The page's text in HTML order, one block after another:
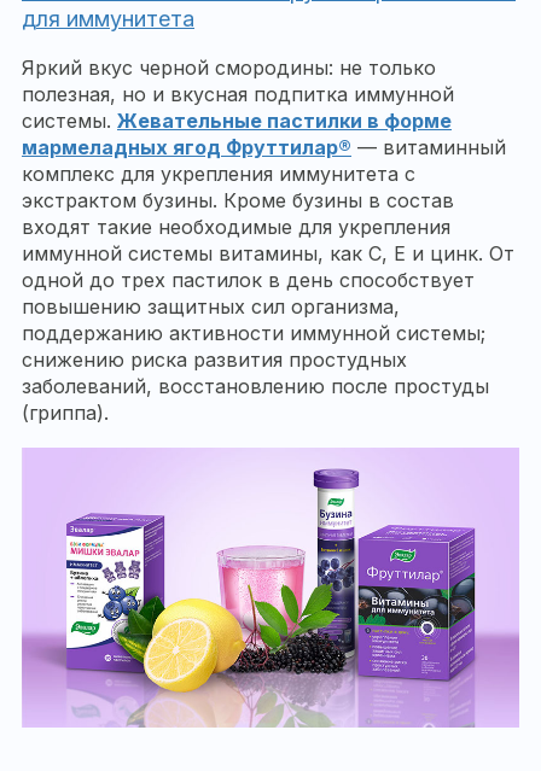
для иммунитета
Яркий вкус черной смородины: не только
полезная, но и вкусная подпитка иммунной
системы. Жевательные пастилки в форме
мармеладных ягод Фруттилар® — витаминный
комплекс для укрепления иммунитета с
экстрактом бузины. Кроме бузины в состав
входят такие необходимые для укрепления
иммунной системы витамины, как С, Е и цинк. От
одной до трех пастилок в день способствует
повышению защитных сил организма,
поддержанию активности иммунной системы;
снижению риска развития простудных
заболеваний, восстановлению после простуды
(гриппа).